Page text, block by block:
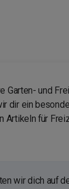
Garten- und
dir ein
Artikeln für
wir dich auf